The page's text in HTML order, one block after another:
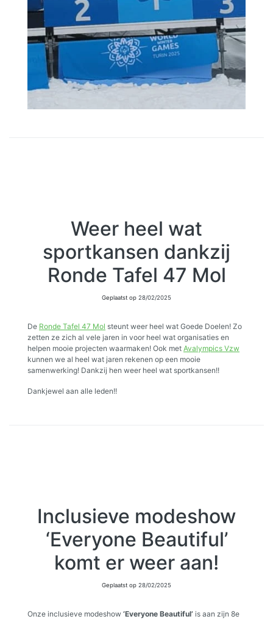
Weer heel wat
sportkansen dankzij
Ronde Tafel 47 Mol
Geplaatst op 28/02/2025
De Ronde Tafel 47 Mol steunt weer heel wat Goede Doelen! Zo
zetten ze zich al vele jaren in voor heel wat organisaties en
helpen mooie projecten waarmaken! Ook met Avalympics Vzw
kunnen we al heel wat jaren rekenen op een mooie
samenwerking! Dankzij hen weer heel wat sportkansen!!
Dankjewel aan alle leden!!
Inclusieve modeshow
‘Everyone Beautiful’
komt er weer aan!
Geplaatst op 28/02/2025
Onze inclusieve modeshow ‘Everyone Beautiful’ is aan zijn 8e